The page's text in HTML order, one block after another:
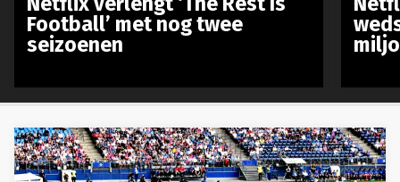
Football’ met nog twee
seizoenen